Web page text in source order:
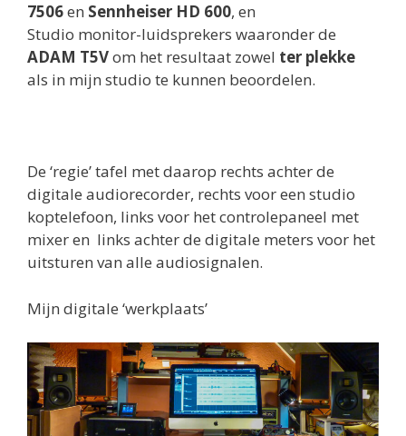
7506en Sennheiser HD 600, en
Studio monitor-luidsprekers waaronder de
ADAM T5Vom het resultaat zowel ter plekke
als in mijn studio te kunnen beoordelen.
De ‘regie’ tafel met daarop rechts achter de
digitale audiorecorder, rechts voor een studio
koptelefoon, links voor het controlepaneel met
mixer en links achter de digitale meters voor het
uitsturen van alle audiosignalen.
Mijn digitale ‘werkplaats’